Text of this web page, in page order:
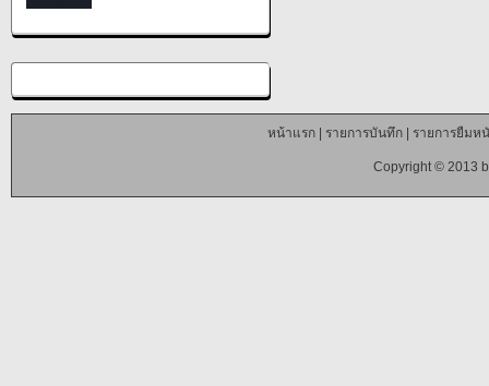
หน้าแรก| รายการบันทึก| รายการยืมห
Copyright © 2013